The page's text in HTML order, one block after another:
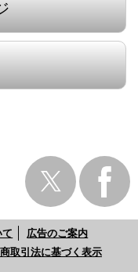
広告のご案内
取引法に基づく表示